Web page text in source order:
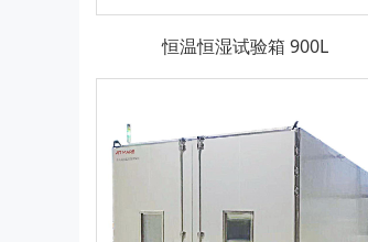
恒温恒湿试验箱 900L